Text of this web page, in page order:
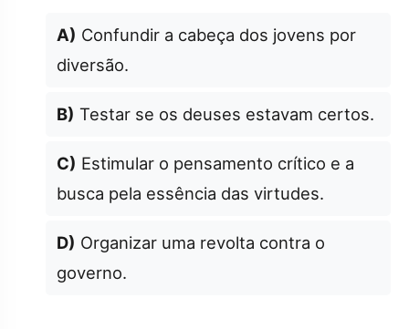
A) Confundir a cabeça dos jovens por
diversão.
B) Testar se os deuses estavam certos.
C) Estimular o pensamento crítico e a
busca pela essência das virtudes.
D) Organizar uma revolta contra o
governo.